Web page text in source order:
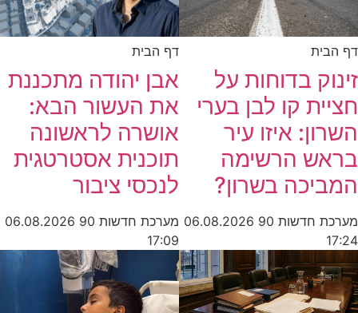
דף הבית
זינוק בדוחות על
חציית קו לבן בערי
השרון: איזו עיר
בראש הרשימה
המביכה בשרון?
מערכת חדשות 90
06.08.2026
17:24
דף הבית
אבן יהודה מתכננת
את העשור הבא:
אושרה לראשונה
תוכנית אסטרטגית
לנכסי ציבור
מערכת חדשות 90
06.08.2026
17:09